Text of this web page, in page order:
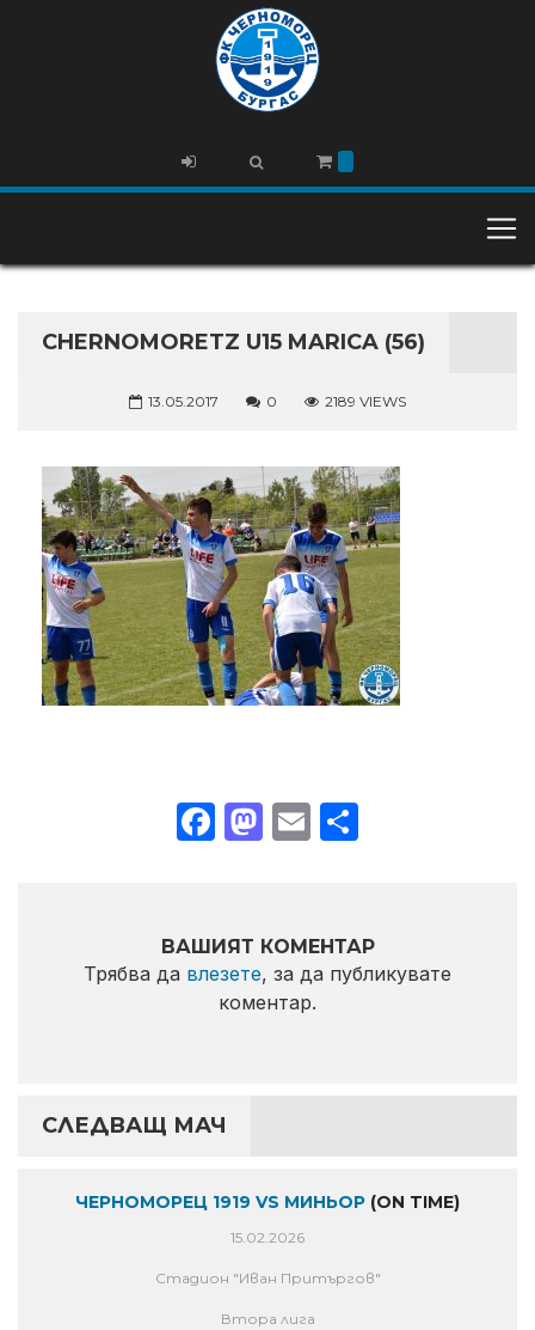
CHERNOMORETZ U15 MARICA (56)
13.05.2017 0 2189 VIEWS
Facebook
Mastodon
Email
ВАШИЯТ КОМЕНТАР
Трябва да влезете, за да публикувате
коментар.
СЛЕДВАЩ МАЧ
ЧЕРНОМОРЕЦ 1919 VS МИНЬОР (ON TIME)
15.02.2026
Стадион "Иван Притъргов"
Втора лига